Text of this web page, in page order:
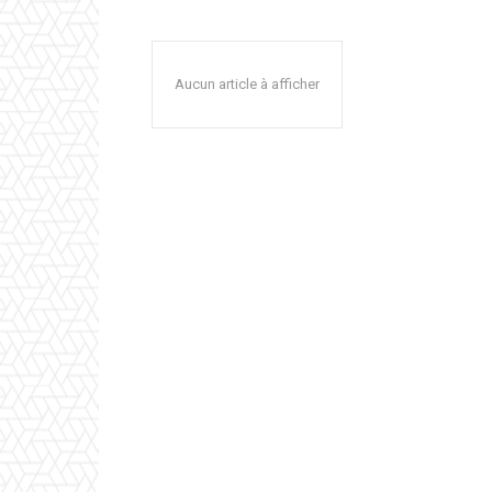
Aucun article à afficher